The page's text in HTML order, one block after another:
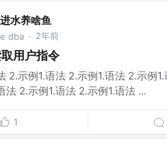
水养啥鱼
dba · 2年前
用户指令
2.示例1.语法 2.示例1.语法 2.示例
法 2.示例1.语法 2.示例1.语法 ...
1